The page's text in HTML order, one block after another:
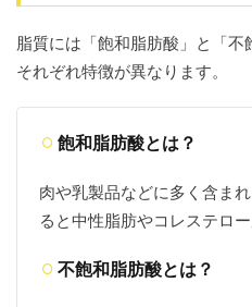
ン
4.4
4. オ
ート
ミー
5. 納
豆・
豆
豆乳
など
脂質には「飽和脂肪酸」と「不
それぞれ特徴が異なります。
飽和脂肪酸とは？
肉や乳製品などに多く含ま
ると中性脂肪やコレステロー
不飽和脂肪酸とは？